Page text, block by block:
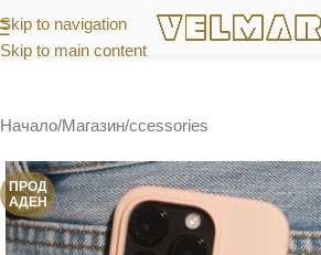
Skip to navigation
Skip to main content
Начало/Магазин/ccessories
ПРОД
АДЕН